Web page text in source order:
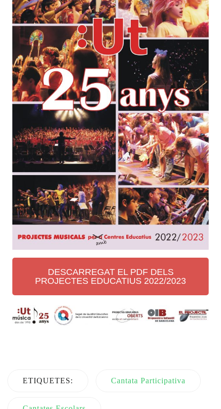
DESCARREGAT EL PDF DELS
PROJECTES EDUCATIUS 2022/2023
ETIQUETES: Cantata Participativa